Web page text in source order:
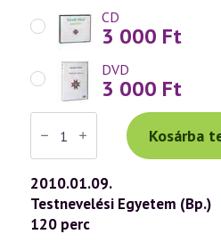
CD
3 000 Ft
DVD
3 000 Ft
Váradi
Tibor
előadás
(535)
—
Hit,
Remény,
Szeretet
a
Kosárba
2010.01.09.
Testnevelési Egyetem (Bp.)
120 perc